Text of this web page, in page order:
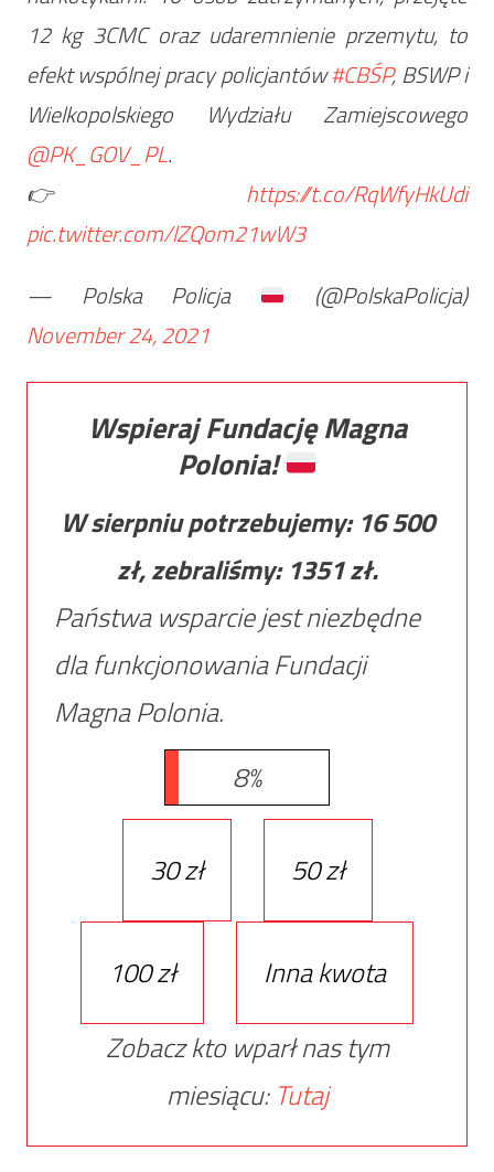
12 kg 3CMC oraz udaremnienie przemytu, to
efekt wspólnej pracy policjantów#CBŚP, BSWP i
Wielkopolskiego Wydziału Zamiejscowego
@PK_GOV_PL.
👉 https://t.co/RqWfyHkUdi
pic.twitter.com/lZQom21wW3
— Polska Policja
(@PolskaPolicja)
November 24, 2021
Wspieraj Fundację Magna
Polonia!
W sierpniu potrzebujemy: 16 500
zł, zebraliśmy: 1351zł.
Państwa wsparcie jest niezbędne
dla funkcjonowania Fundacji
Magna Polonia.
8%
30 zł 50 zł
100 zł
Inna kwota
Zobacz kto wparł nas tym
miesiącu: Tutaj